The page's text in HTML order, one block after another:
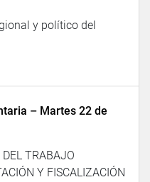
y político del
– Martes 22 de
TRABAJO
Y FISCALIZACIÓN